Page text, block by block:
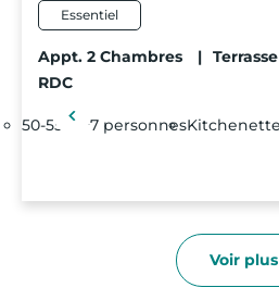
Essentiel
Appt. 2 Chambres | Terrasse
RDC
50-55 m²7 personnesKitchenette
Voir plus